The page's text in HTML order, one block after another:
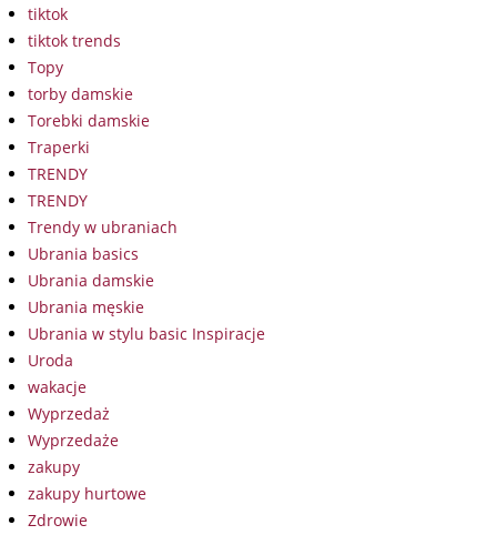
tiktok
tiktok trends
Topy
torby damskie
Torebki damskie
Traperki
TRENDY
TRENDY
Trendy w ubraniach
Ubrania basics
Ubrania damskie
Ubrania męskie
Ubrania w stylu basic Inspiracje
Uroda
wakacje
Wyprzedaż
Wyprzedaże
zakupy
zakupy hurtowe
Zdrowie